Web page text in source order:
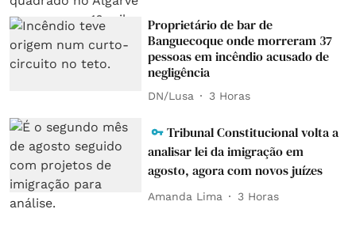
Proprietário de bar de
Banguecoque onde morreram 37
pessoas em incêndio acusado de
negligência
DN/Lusa 3 Horas
Tribunal Constitucional volta a
analisar lei da imigração em
agosto, agora com novos juízes
Amanda Lima 3 Horas